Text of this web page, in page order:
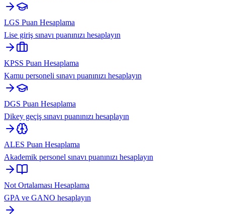
LGS Puan Hesaplama
Lise giriş sınavı puanınızı hesaplayın
KPSS Puan Hesaplama
Kamu personeli sınavı puanınızı hesaplayın
DGS Puan Hesaplama
Dikey geçiş sınavı puanınızı hesaplayın
ALES Puan Hesaplama
Akademik personel sınavı puanınızı hesaplayın
Not Ortalaması Hesaplama
GPA ve GANO hesaplayın